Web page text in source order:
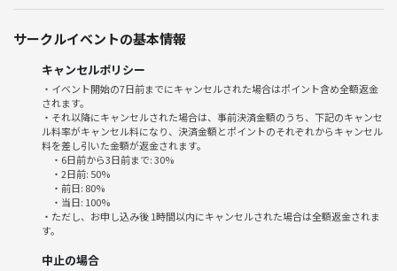
参加してくださるものと想定しております。よろしくお願いいたしま
場所: 駒場住区センター２０４（和室）
参加費:500 ~ 1000円
禁止事項
勧誘、ナンパ その他迷惑行為
サークルイベントの基本情報
キャンセルポリシー
・イベント開始の7日前までにキャンセルされた場合はポイント含め全額返金
されます。
・それ以降にキャンセルされた場合は、事前決済金額のうち、下記のキャンセ
ル料率がキャンセル料になり、決済金額とポイントのそれぞれからキャンセル
料を差し引いた金額が返金されます。
・6日前から3日前まで: 30%
・2日前: 50%
・前日: 80%
・当日: 100%
・ただし、お申し込み後 1時間以内にキャンセルされた場合は全額返金されま
す。
中止の場合